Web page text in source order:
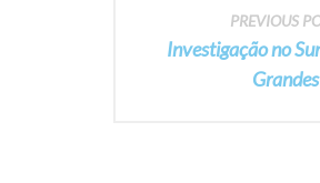
navigation
PREVIOUS
Investigação no
Grandes